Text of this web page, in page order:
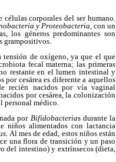
corporales del ser humano.
y Proteobacteria , con un
los géneros predominantes son
grampositivos.
tensión de oxígeno, ya que el que
fecal materna; las primeras
restante en el lumen intestinal y
cesárea es diferente a aquellos
recién nacidos por vía vaginal
por cesárea, la colonización
personal médico.
por Bifidobacterias durante la
niños alimentados con lactancia
Al mes de edad, estos niños están
una flora de transición y un paso
del intestino) y extrínsecos (dieta,